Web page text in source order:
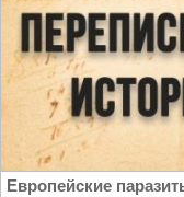
Европейские